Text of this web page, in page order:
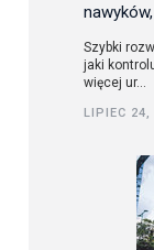
Szybki
jaki
więcej ur...
LIPIEC 24,